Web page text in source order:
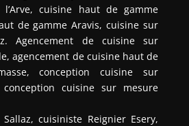
cuisine haut de gamme
de gamme Aravis, cuisine sur
Agencement de cuisine sur
agencement de cuisine haut de
conception cuisine sur
conception cuisine sur mesure
cuisiniste Reignier Esery,